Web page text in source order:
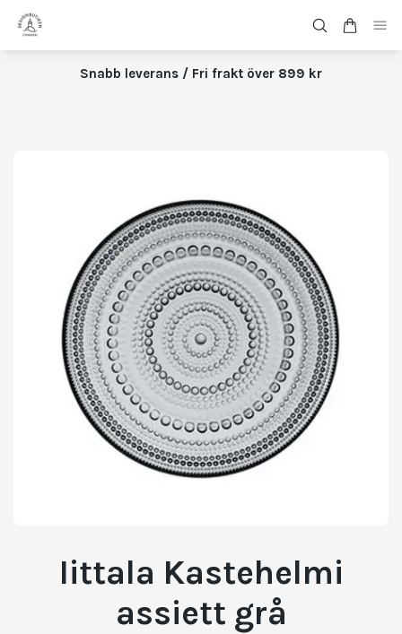
Snabb leverans / Fri frakt över 899 kr
Iittala Kastehelmi
assiett grå